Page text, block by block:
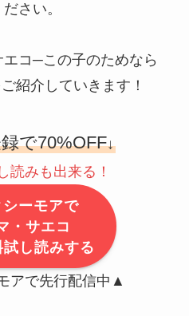
さい。
コ─この子のためなら
紹介していきます！
で70%OFF↓
読みも出来る！
シーモアで
・サエコ
し読みする
アで先行配信中▲